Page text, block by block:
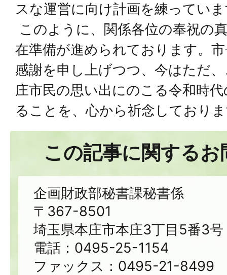
スな運営に向け計画を練ってい
このように、関係各位の奉祝の
在準備が進められております。
感謝を申し上げつつ、今はただ
庄市民の思い出にのこる令和時
ることを、心から祈念しており
この記事に関する
企画財政部秘書課秘書係
〒367-8501
埼玉県本庄市本庄3丁目5番3号
電話：0495-25-1154
ファックス：0495-21-8499